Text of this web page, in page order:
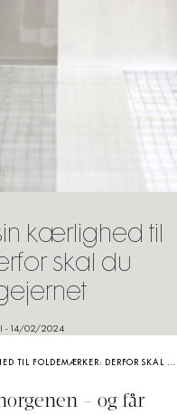
kærlighed til
skal du
- 14/02/2024
DERFOR SKAL DU DROPPE STRYGEJERNET
- og får